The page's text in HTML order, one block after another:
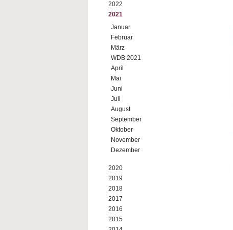
2022
2021
Januar
Februar
März
WDB 2021
April
Mai
Juni
Juli
August
September
Oktober
November
Dezember
2020
2019
2018
2017
2016
2015